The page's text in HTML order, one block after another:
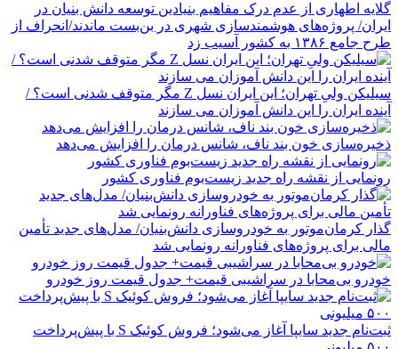
گلایه اطهاری از عدم درک مفاهیم بنیادین توسعه دانش بنیان در
ایران/ پروژه‌های هوشمندسازی شهری در بن‌بست ماندند/انحراف از
طرح جامع ۱۳۸۶ به کشور آسیب زد
سیلیکن ولیِ تهران؛ این ایران نسل Z مگر متوقف شدنی است؟ /
آینده ایران را این دانش آموزان می سازند
ذخیره‌سازی خون بند ناف، شانس درمان را افزایش می‌دهد
رونمایی از نقشه راه جدید زیست‌بوم فناوری کشور
گذار کرمان‌موتور به خودروسازی دانش‌بنیان/ مدل‌های جدید تأمین
مالی برای پروژه‌های فناورانه رونمایی شد
خودرو بی‌محابا در سراشیبی قیمت+ جدول قیمت روز خودرو
ثبت‌نام جدید سایپا آغاز می‌شود؛ فروش کوئیک S با پیش‌پرداخت